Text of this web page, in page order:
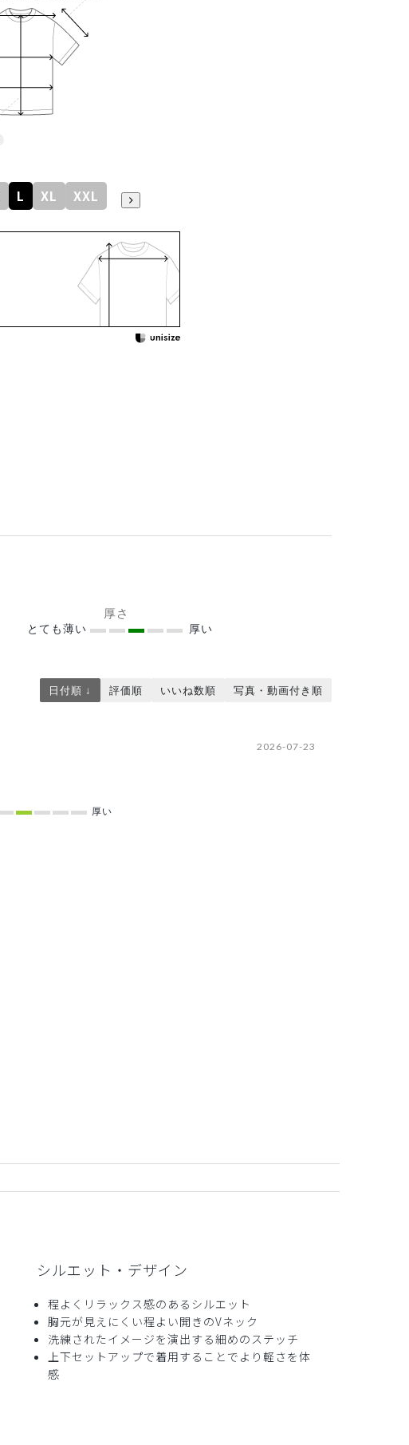
L XL XXL
厚さ
とても薄い 厚い
日付順 ↓ 評価順 いいね数順 写真・動画付き順
2026-07-23
厚い
2026-06-14
シルエット・デザイン
程よくリラックス感のあるシルエット
胸元が見えにくい程よい開きのVネック
洗練されたイメージを演出する細めのステッチ
上下セットアップで着用することでより軽さを体
感